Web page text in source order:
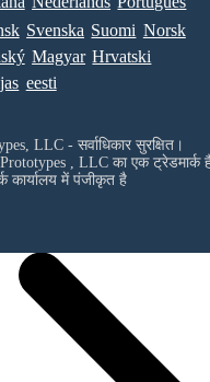
Svenska Suomi Norsk
Magyar Hrvatski
eesti
LLC - सर्वाधिकार सुरक्षित।
, LLCका एक ट्रेडमार्क
कार्यालय में पंजीकृत है